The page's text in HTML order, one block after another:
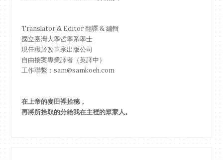
Translator & Editor 翻譯 & 編輯
國立臺灣大學哲學系學士
現任職於改革宗出版公司
自由接案專業譯者（英譯中）
工作聯繫：sam@samkoeh.com
在上帝的麥田裡拾穗，
再將所拾取的分給我在主裡的眾家人。